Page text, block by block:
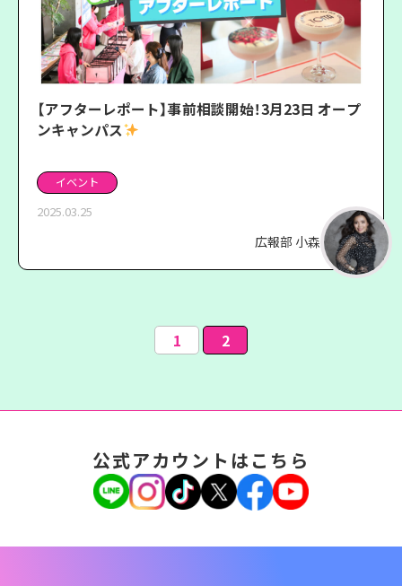
【アフターレポート】事前相談開始！3月23日 オープ
ンキャンパス
イベント
2025.03.25
広報部 小森
1 2
公式アカウントはこちら